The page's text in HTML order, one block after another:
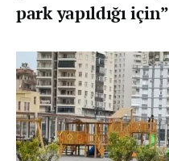
park yapıldığı için”